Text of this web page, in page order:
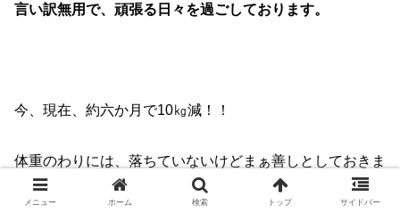
言い訳無用で、頑張る日々を過ごしております。
今、現在、約六か月で10㎏減！！
体重のわりには、落ちていないけどまぁ善しとしておきま
しょう。
メニュー ホーム 検索 トップ サイドバー